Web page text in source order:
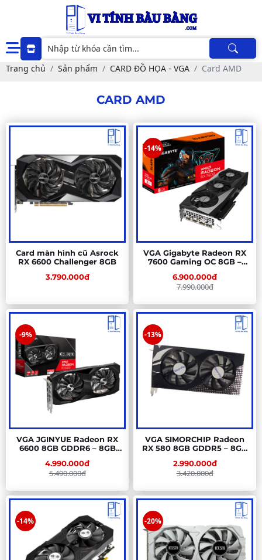
Trang chủ Sản phẩm CARD ĐỒ HỌA - VGA Card AMD
CARD AMD
Card màn hình cũ Asrock
RX 6600 Challenger 8GB
3.790.000đ
VGA Gigabyte Radeon RX
7600 Gaming OC 8GB –
6.900.000đ
7.990.000đ
-14%
VGA JGINYUE Radeon RX
6600 8GB GDDR6 – 8GB
4.990.000đ
5.490.000đ
-9%
VGA SIMORCHIP Radeon
RX 580 8GB GDDR5 – 8GB
2.990.000đ
3.420.000đ
-13%
-14% -20%